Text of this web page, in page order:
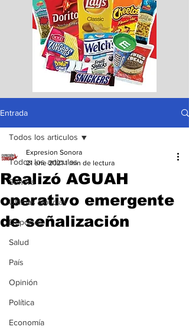
Entrada
Todos los articulos
Sonora
Ultimas Noticias
Deportes
Salud
País
Opinión
Política
Economía
Todos los articulos
Realizó AGUAH
operativo emergente
de señalización
Expresion Sonora
21 ene 2021 1 min de lectura